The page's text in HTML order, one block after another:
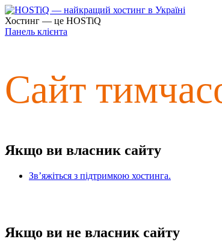
Хостинг — це HOSTiQ
Панель клієнта
Сайт
Якщо ви власник сайту
Зв’яжіться з підтримкою хостинга.
Якщо ви не власник сайту